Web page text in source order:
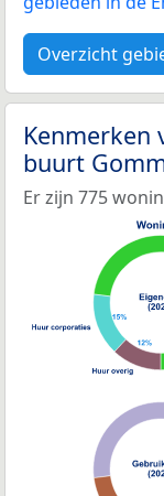
Overzicht
Kenmerken
buurt
Er zijn 775